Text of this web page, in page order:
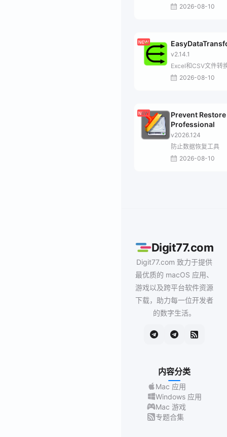
2026-08-10
v2.14.1
Excel和CSV文件转
2026-08-10
Prevent Restore
Professional
v2026.124
防止数据恢复工具
2026-08-10
Digit77.com
Digit77.com 致力于提供
最优质的 macOS 应用、
游戏以及跨平台软件资源
下载，助力每一位开发者
的数字生活。
内容分类
Mac 应用
Windows 应用
Mac 游戏
专题合集